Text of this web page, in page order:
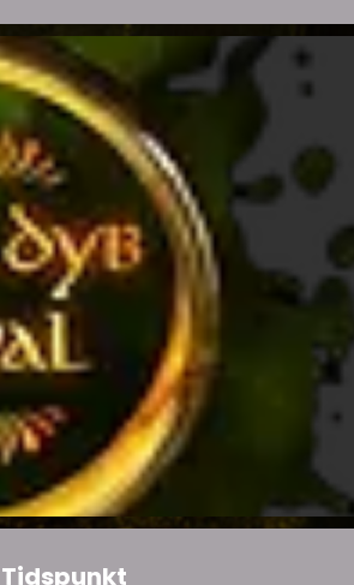
Tidspunkt